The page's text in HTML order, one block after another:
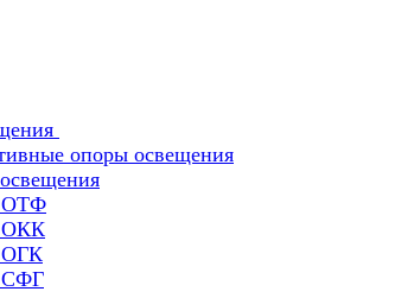
опоры освещения
ОТФ
ОКК